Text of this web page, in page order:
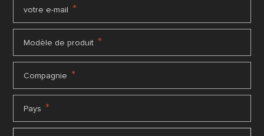
votre e-mail *
Modèle de produit *
Compagnie *
Pays *